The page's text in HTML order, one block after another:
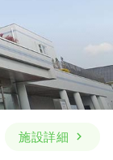
施設詳細